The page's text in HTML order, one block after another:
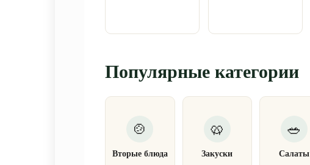
Популярные категории
Вторые блюда Закуски Салаты